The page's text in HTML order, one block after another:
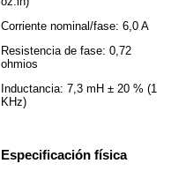
Corriente nominal/fase: 6,0 A
Resistencia de fase: 0,72
ohmios
Inductancia: 7,3 mH ± 20 % (1
KHz)
Especificación física